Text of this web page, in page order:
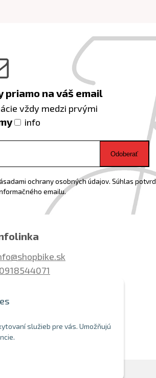
služieb pre vás. Umožňujú
na váš email
vždy medzi prvými
info
Odoberať
ochrany osobných údajov. Súhlas
emailu.
0918544071